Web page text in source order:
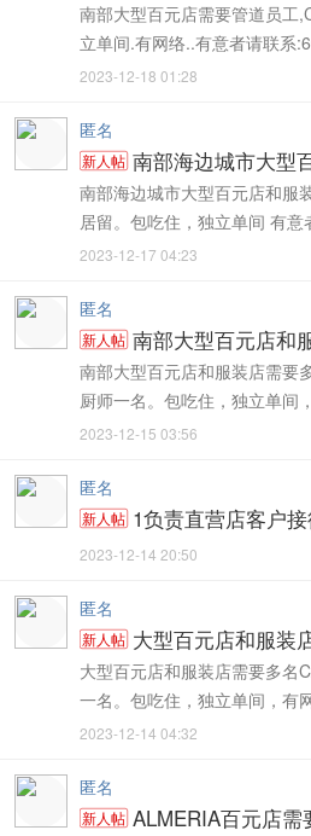
南部大型百元店需要管道员工
立单间.有网络..有意者请联系
2023-12-18 01:28
匿名
新人帖 南部海边城市大型
南部海边城市大型百元店和服
居留。包吃住，独立单间 有
2023-12-17 04:23
匿名
新人帖 南部大型百元店和
南部大型百元店和服装店需要
厨师一名。包吃住，独立单间
2023-12-15 03:56
匿名
新人帖 1负责直营店客户
2023-12-14 20:50
匿名
新人帖 大型百元店和服装
大型百元店和服装店需要多名
一名。包吃住，独立单间，有
2023-12-14 04:32
匿名
新人帖 ALMERIA百元店